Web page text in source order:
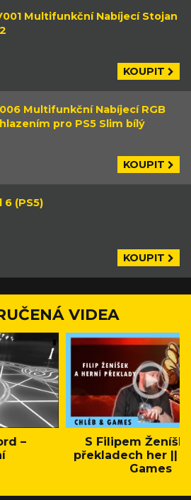
Multifunkční Nabíjecí Stojan
KOUPIT
Multifunkční Nabíjecí RGB
pro PS5 Slim bílý
KOUPIT
(PS5)
KOUPIT
VIDEA
–
S Filipem
překladech her ||
Games